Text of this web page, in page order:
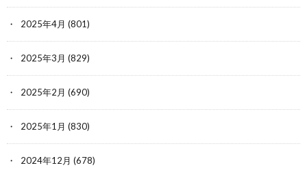
2025年4月 (801)
2025年3月 (829)
2025年2月 (690)
2025年1月 (830)
2024年12月 (678)